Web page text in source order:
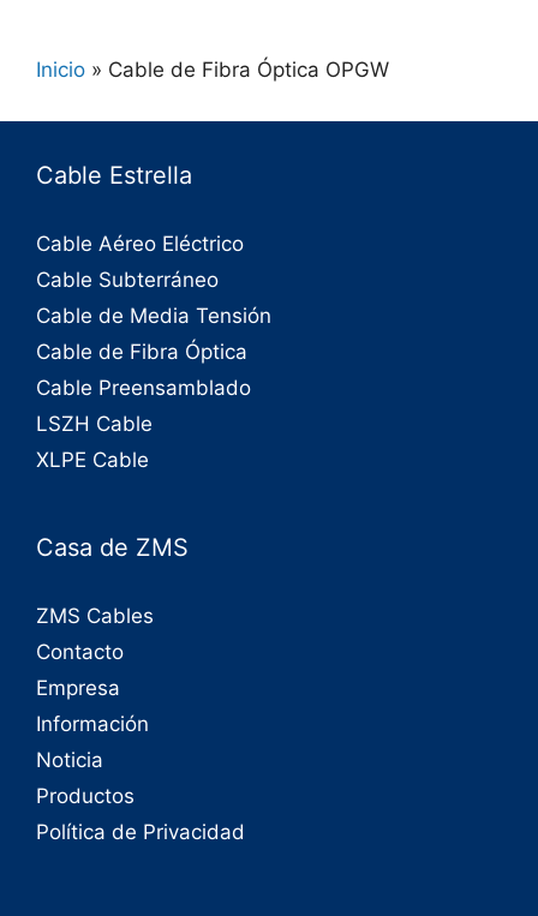
Inicio » Cable de Fibra Óptica OPGW
Cable Estrella
Cable Aéreo Eléctrico
Cable Subterráneo
Cable de Media Tensión
Cable de Fibra Óptica
Cable Preensamblado
LSZH Cable
XLPE Cable
Casa de ZMS
ZMS Cables
Contacto
Empresa
Información
Noticia
Productos
Política de Privacidad